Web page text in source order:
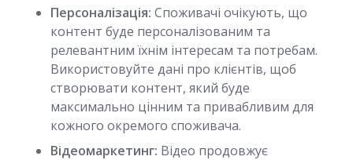
Персоналізація: Споживачі очікують, що
контент буде персоналізованим та
релевантним їхнім інтересам та потребам.
Використовуйте дані про клієнтів, щоб
створювати контент, який буде
максимально цінним та привабливим для
кожного окремого споживача.
Відеомаркетинг: Відео продовжує